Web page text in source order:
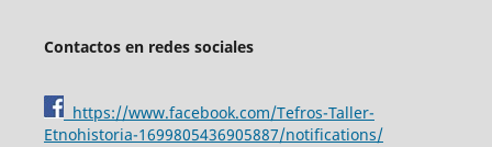
Contactos en redes sociales
https://www.facebook.com/Tefros-Taller-
Etnohistoria-1699805436905887/notifications/